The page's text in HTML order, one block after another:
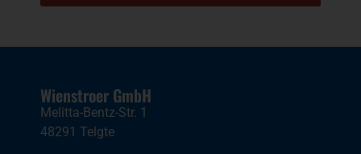
Wienstroer GmbH
Melitta-Bentz-Str. 1
48291 Telgte